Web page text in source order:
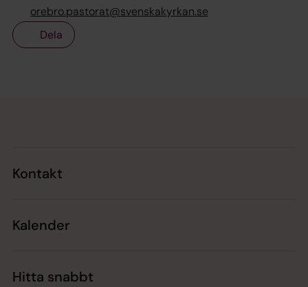
orebro.pastorat@svenskakyrkan.se
Dela
Kontakt
Kalender
Hitta snabbt